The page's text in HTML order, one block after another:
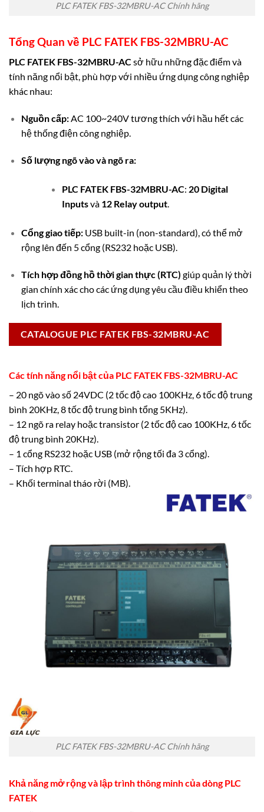
PLC FATEK FBS-32MBRU-AC Chính hãng
Tổng Quan về PLC FATEK FBS-32MBRU-AC
PLC FATEK FBS-32MBRU-ACsở hữu những đặc điểm và
tính năng nổi bật, phù hợp với nhiều ứng dụng công nghiệp
khác nhau:
Nguồn cấp:AC 100~240V tương thích với hầu hết các
hệ thống điện công nghiệp.
Số lượng ngõ vào và ngõ ra:
PLC FATEK FBS-32MBRU-AC: 20 Digital
Inputsvà 12 Relay output.
Cổng giao tiếp:USB built-in (non-standard), có thể mở
rộng lên đến 5 cổng (RS232 hoặc USB).
Tích hợp đồng hồ thời gian thực (RTC) giúp quản lý thời
gian chính xác cho các ứng dụng yêu cầu điều khiển theo
lịch trình.
CATALOGUE PLC FATEK FBS-32MBRU-AC
Các tính năng nổi bật của PLC FATEK FBS-32MBRU-AC
– 20 ngõ vào số 24VDC (2 tốc độ cao 100KHz, 6 tốc độ trung
bình 20KHz, 8 tốc độ trung bình tổng 5KHz).
– 12 ngõ ra relay hoặc transistor (2 tốc độ cao 100KHz, 6 tốc
độ trung bình 20KHz).
– 1 cổng RS232 hoặc USB (mở rộng tối đa 3 cổng).
– Tích hợp RTC.
– Khối terminal tháo rời (MB).
PLC FATEK FBS-32MBRU-AC Chính hãng
Khả năng mở rộng và lập trình thông minh của dòng PLC
FATEK